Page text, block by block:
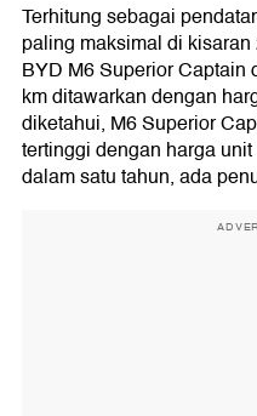
Terhitung sebagai
paling maksimal di
BYD M6 Superior Captain
km ditawarkan dengan
diketahui, M6 Superior
tertinggi dengan harga
dalam satu tahun, ada